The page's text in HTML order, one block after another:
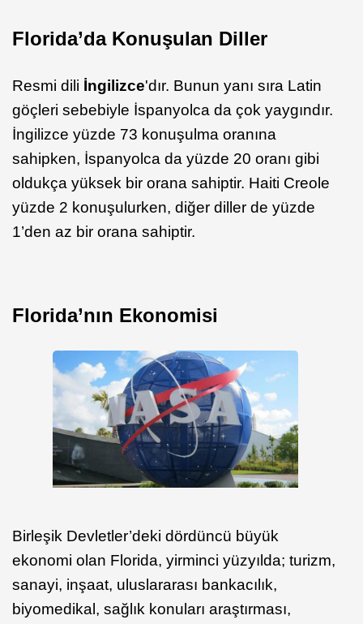
Florida’da Konuşulan Diller
Resmi dili İngilizce'dır. Bunun yanı sıra Latin
göçleri sebebiyle İspanyolca da çok yaygındır.
İngilizce yüzde 73 konuşulma oranına
sahipken, İspanyolca da yüzde 20 oranı gibi
oldukça yüksek bir orana sahiptir. Haiti Creole
yüzde 2 konuşulurken, diğer diller de yüzde
1’den az bir orana sahiptir.
Florida’nın Ekonomisi
Birleşik Devletler’deki dördüncü büyük
ekonomi olan Florida, yirminci yüzyılda; turizm,
sanayi, inşaat, uluslararası bankacılık,
biyomedikal, sağlık konuları araştırması,